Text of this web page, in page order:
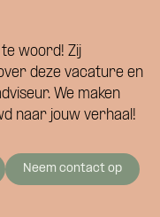
woord! Zij
deze vacature en
We maken
naar jouw verhaal!
Neem contact op